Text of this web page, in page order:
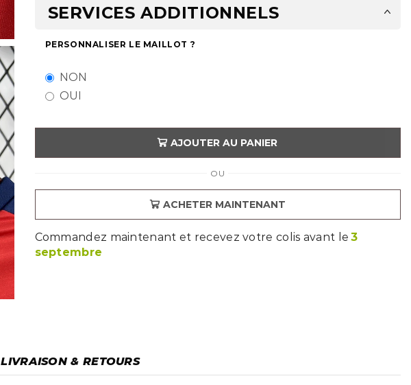
SERVICES ADDITIONNELS
PERSONNALISER LE MAILLOT ?
NON
OUI
AJOUTER AU PANIER
OU
ACHETER MAINTENANT
Commandez maintenant et recevez votre colis avant le 3
septembre
LIVRAISON & RETOURS